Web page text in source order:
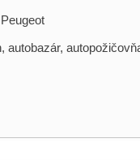
autobazár,